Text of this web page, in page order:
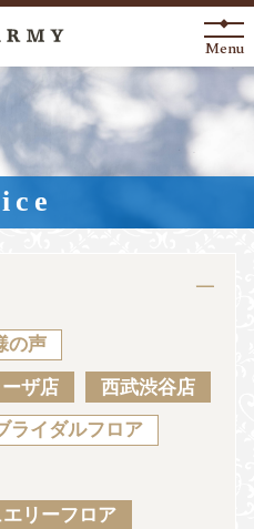
Arrival
Ring
Catalog
Menu
の声
ザ店 西武渋谷店
イダルフロア
リーフロア